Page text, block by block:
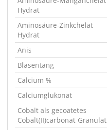
Hydrat
Aminosäure-Zinkchelat
Hydrat
Anis
Blasentang
Calcium %
Calciumglukonat
Cobalt als gecoatetes
Cobalt(II)carbonat-Granulat